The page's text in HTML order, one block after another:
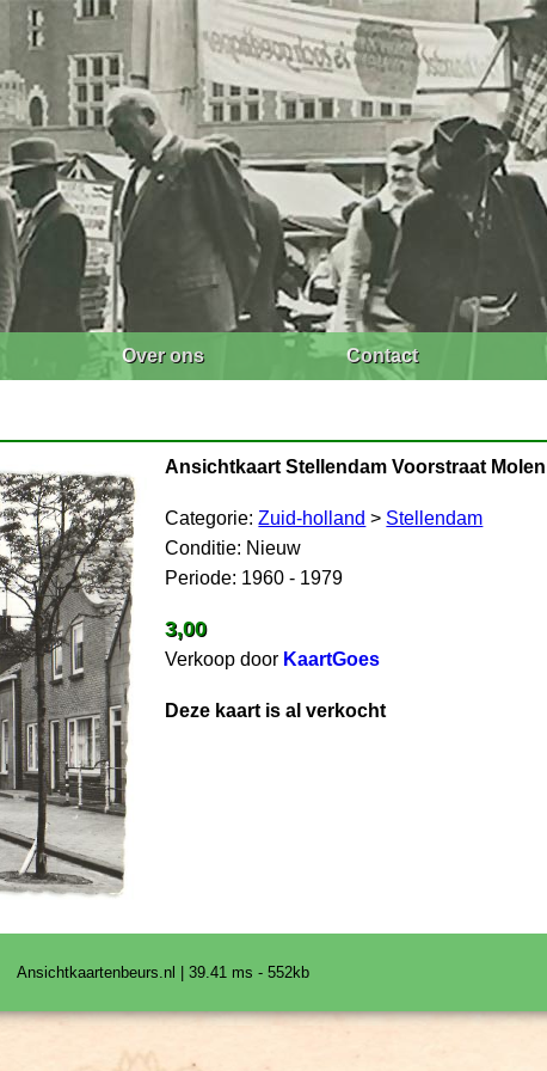
Over ons Contact
Ansichtkaart Stellendam Voorstraat Molen
Categorie:Zuid-holland > Stellendam
Conditie: Nieuw
Periode: 1960 - 1979
3,00
Verkoop door KaartGoes
Deze kaart is al verkocht
Ansichtkaartenbeurs.nl | 39.41 ms - 552kb